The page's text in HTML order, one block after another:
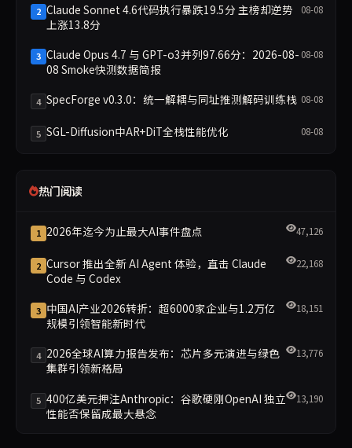
2 Claude Sonnet 4.6代码执行暴跌19.5分 主榜却逆势
上涨13.8分
08-08
3 Claude Opus 4.7 与 GPT-o3并列97.66分：2026-08-
08 Smoke快测数据简报
08-08
4 SpecForge v0.3.0：统一解耦与同址推测解码训练栈 08-08
5 SGL-Diffusion中AR+DiT全栈性能优化 08-08
热门阅读
1 2026年迄今为止最大AI事件盘点 47,126
2 Cursor 推出全新 AI Agent 体验，直击 Claude
Code 与 Codex
22,168
3 中国AI产业2026转折：超6000家企业与1.2万亿
规模引领智能新时代
18,151
4 2026全球AI算力报告发布：芯片多元演进与绿色
集群引领新格局
13,776
5 400亿美元押注Anthropic：谷歌硬刚OpenAI 独立
性能否保留成最大悬念
13,190